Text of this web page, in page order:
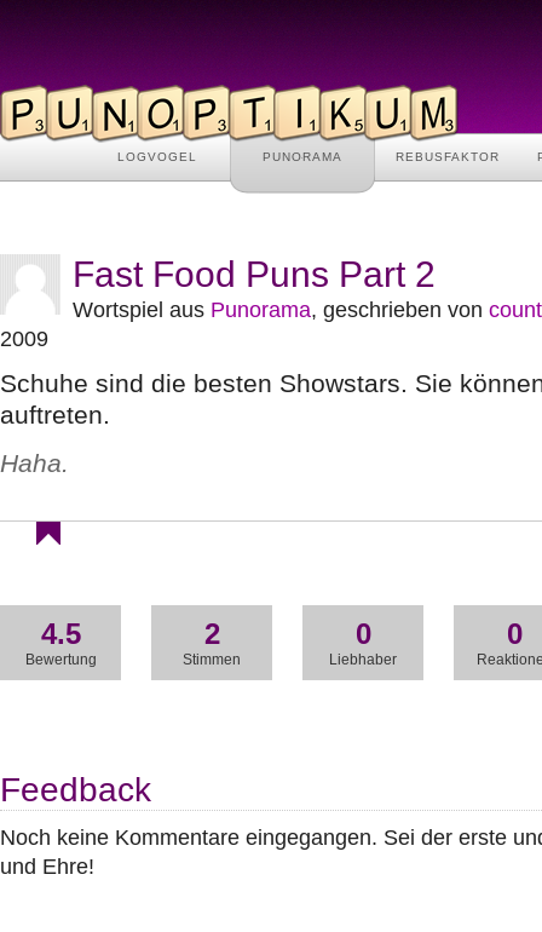
LOGVOGEL PUNORAMA REBUSFAKTOR
Fast Food Puns Part 2
Wortspiel aus Punorama, geschrieben von count
2009
Schuhe sind die besten Showstars. Sie
auftreten.
Haha.
4.5
Bewertung
2
Stimmen
0
Liebhaber
0
Feedback
Noch keine Kommentare eingegangen. Sei der erste
und Ehre!